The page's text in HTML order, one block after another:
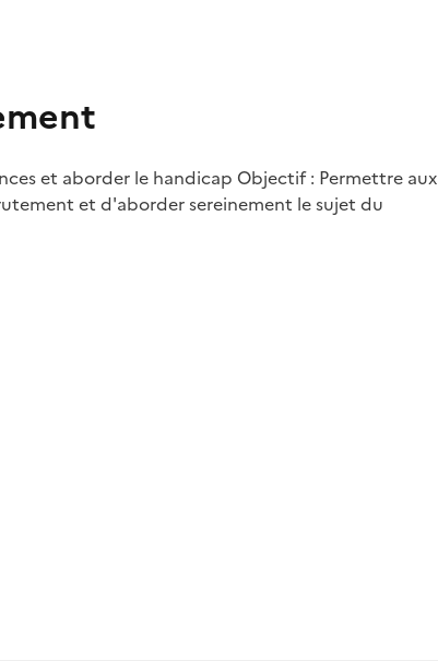
et aborder le handicap Objectif : Permettre aux
et d'aborder sereinement le sujet du